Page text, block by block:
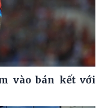
vào bán kết với